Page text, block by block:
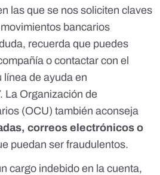
las que se nos soliciten claves
bancarios
recuerda que puedes
o contactar con el
línea de ayuda en
. La Organización de
(OCU) también aconseja
correos electrónicos o
puedan ser fraudulentos.
cargo indebido en la cuenta,